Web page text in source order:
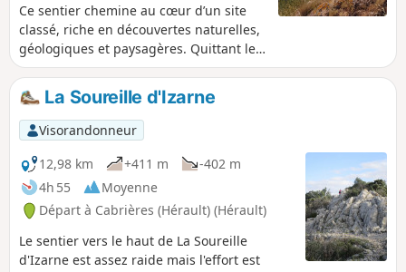
Ce sentier chemine au cœur d’un site
classé, riche en découvertes naturelles,
géologiques et paysagères. Quittant le
village, le sentier serpente à travers le
vignoble, grimpe dans la garrigue
parfumée et rejoint les falaises
impressionnantes du Pic de Vissou. Ce
parcours agréable présente de
nombreuses curiosités géologiques et
notamment un point de vue étonnant
sur la terrasse de l’Estabel. En toile de
fond, la silhouette de Vissou sert de
repère au cours de cette balade pleine
de surprises. Cette randonnée est
La Soureille d'Izarne
Visorandonneur
12,98 km
+411 m
-402 m
4h 55
Moyenne
Départ à Cabrières (Hérault) (Hérault)
Le sentier vers le haut de La Soureille
d'Izarne est assez raide mais l'effort est